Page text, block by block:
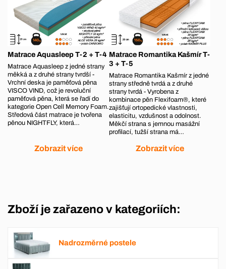
Matrace Aquasleep T-2 + T-4
Matrace Aquasleep z jedné strany
měkká a z druhé strany tvrdší -
Vrchní deska je paměťová pěna
VISCO VIND, což je revoluční
paměťová pěna, která se řadí do
kategorie Open Cell Memory Foam.
Středová část matrace je tvořena
pěnou NIGHTFLY, která…
Zobrazit více
Matrace Romantika Kašmír T-
3 + T-5
Matrace Romantika Kašmír z jedné
strany středně tvrdá a z druhé
strany tvrdá - Vyrobena z
kombinace pěn Flexifoam®, které
zajišťují ortopedické vlastnosti,
elasticitu, vzdušnost a odolnost.
Měkčí strana s jemnou masážní
profilací, tužší strana má…
Zobrazit více
Zboží je zařazeno v kategoriích:
Nadrozměrné postele